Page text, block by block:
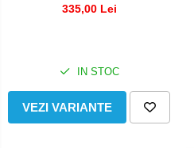
335,00 Lei
IN STOC
VEZI VARIANTE